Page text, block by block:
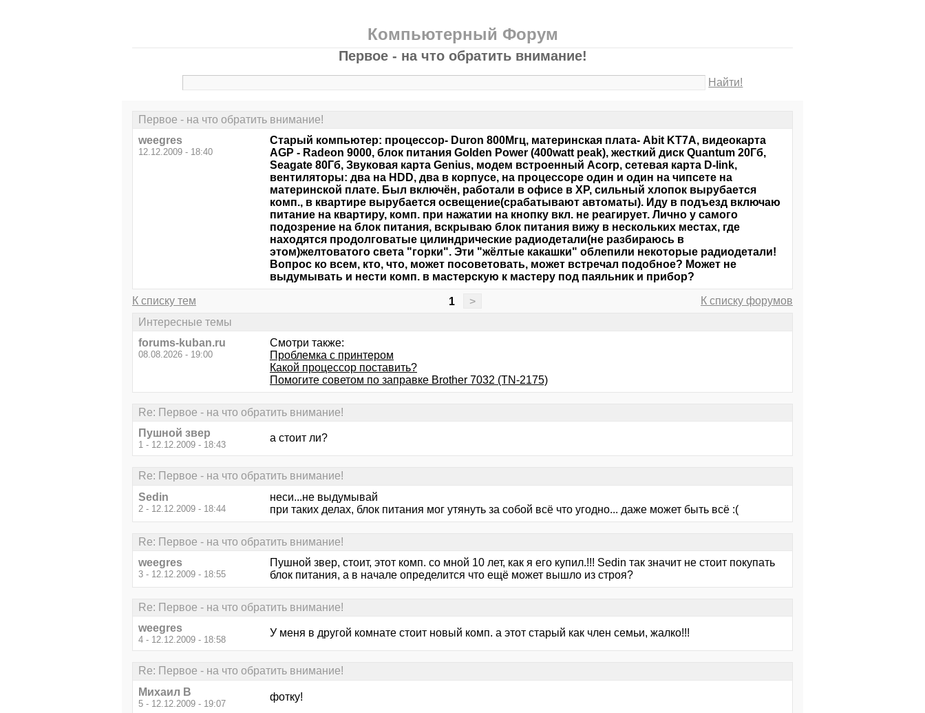
Компьютерный Форум
Первое - на что обратить внимание!
Найти!
Первое - на что обратить внимание!
weegres
12.12.2009 - 18:40
Старый компьютер: процессор- Duron 800Mгц, материнская плата- Abit KT7A, видеокарта
AGP - Radeon 9000, блок питания Golden Power (400watt peak), жесткий диск Quantum 20Гб,
Seagate 80Гб, Звуковая карта Genius, модем встроенный Acorp, сетевая карта D-link,
вентиляторы: два на HDD, два в корпусе, на процессоре один и один на чипсете на
материнской плате. Был включён, работали в офисе в ХР, сильный хлопок вырубается
комп., в квартире вырубается освещение(срабатывают автоматы). Иду в подъезд включаю
питание на квартиру, комп. при нажатии на кнопку вкл. не реагирует. Лично у самого
подозрение на блок питания, вскрываю блок питания вижу в нескольких местах, где
находятся продолговатые цилиндрические радиодетали(не разбираюсь в
этом)желтоватого света "горки". Эти "жёлтые какашки" облепили некоторые радиодетали!
Вопрос ко всем, кто, что, может посоветовать, может встречал подобное? Может не
выдумывать и нести комп. в мастерскую к мастеру под паяльник и прибор?
К списку тем 1 >
К списку форумов
Интересные темы
forums-kuban.ru
08.08.2026 - 19:00
Смотри также:
Проблемка с принтером
Какой процессор поставить?
Помогите советом по заправке Brother 7032 (TN-2175)
Re: Первое - на что обратить внимание!
Пушной звер
1 - 12.12.2009 - 18:43
а стоит ли?
Re: Первое - на что обратить внимание!
Sedin
2 - 12.12.2009 - 18:44
неси...не выдумывай
при таких делах, блок питания мог утянуть за собой всё что угодно... даже может быть всё :(
Re: Первое - на что обратить внимание!
weegres
3 - 12.12.2009 - 18:55
Пушной звер, стоит, этот комп. со мной 10 лет, как я его купил.!!! Sedin так значит не стоит покупать
блок питания, а в начале определится что ещё может вышло из строя?
Re: Первое - на что обратить внимание!
weegres
4 - 12.12.2009 - 18:58
У меня в другой комнате стоит новый комп. а этот старый как член семьи, жалко!!!
Re: Первое - на что обратить внимание!
Михаил В
5 - 12.12.2009 - 19:07
фотку!